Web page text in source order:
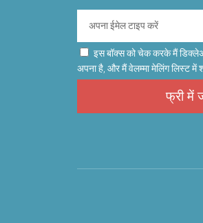
इस बॉक्स को चेक करके मैं
अपना है, और मैं वेलम्मा मेलिंग लिस्ट में
फ्री में